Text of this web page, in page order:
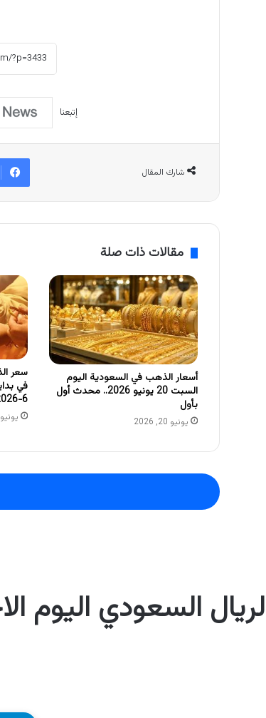
إتبعنا
شارك المقال
مقالات ذات صلة
أسعار الذهب في السعودية اليوم
السبت 20 يونيو 2026.. محدث أول
بأول
يونيو 20, 2026
سعر
6-2026
يونيو 20, 2026